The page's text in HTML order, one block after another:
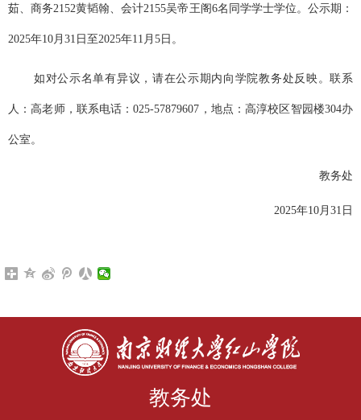
茹、商务2152黄韬翰、会计2155吴帝王阁6名同学学士学位。公示期：
2025年10月31日至2025年11月5日。
如对公示名单有异议，请在公示期内向学院教务处反映。联系
人：高老师，联系电话：025-57879607，地点：高淳校区智园楼304办
公室。
教务处
2025年10月31日
教务处